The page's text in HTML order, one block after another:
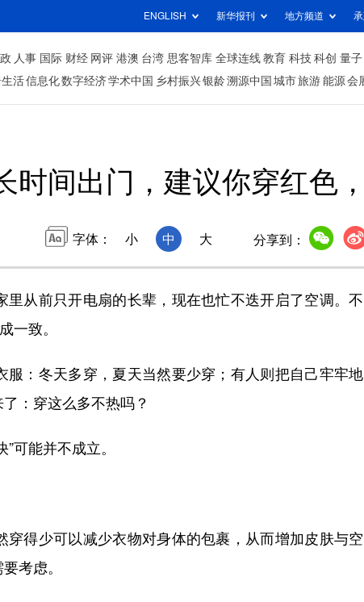
ENGLISH 新华报刊 地方频道
人事 国际 财经 网评 港澳 台湾 思客智库 全球连线 教育 科技 科创 量子
生活信息化数字经济学术中国 乡村振兴银龄溯源中国 城市旅游 能源 会
时间出门，建议你穿红色
字体： 小 中 大 分享到：
从前只开电扇的长辈，现在也忙不迭开启了空调。
一致。
服：冬天多穿，夏天当然要少穿；有人则把自己牢牢
：穿这么多不热吗？
可能并不成立。
穿得少可以减少衣物对身体的包裹，从而增加皮肤与
考虑。